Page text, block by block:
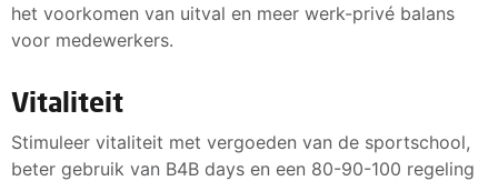
het voorkomen van uitval en meer werk-privé balans
voor medewerkers.
Vitaliteit
Stimuleer vitaliteit met vergoeden van de sportschool,
beter gebruik van B4B days en een 80-90-100 regeling